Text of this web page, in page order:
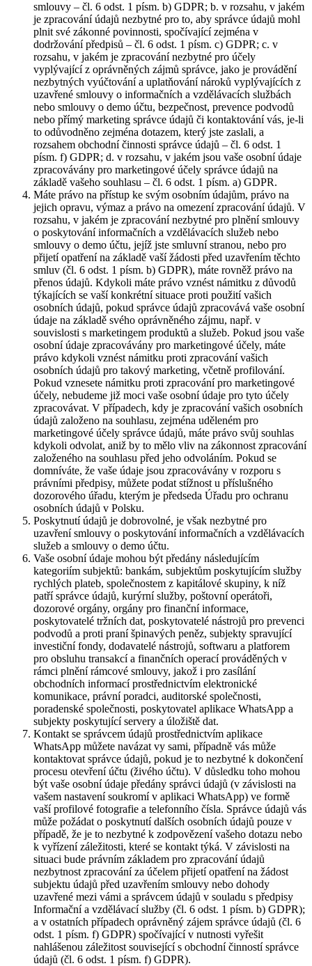
smlouvy – čl. 6 odst. 1 písm. b) GDPR; b. v rozsahu, v jakém
je zpracování údajů nezbytné pro to, aby správce údajů mohl
plnit své zákonné povinnosti, spočívající zejména v
dodržování předpisů – čl. 6 odst. 1 písm. c) GDPR; c. v
rozsahu, v jakém je zpracování nezbytné pro účely
vyplývající z oprávněných zájmů správce, jako je provádění
nezbytných vyúčtování a uplatňování nároků vyplývajících z
uzavřené smlouvy o informačních a vzdělávacích službách
nebo smlouvy o demo účtu, bezpečnost, prevence podvodů
nebo přímý marketing správce údajů či kontaktování vás, je-li
to odůvodněno zejména dotazem, který jste zaslali, a
rozsahem obchodní činnosti správce údajů – čl. 6 odst. 1
písm. f) GDPR; d. v rozsahu, v jakém jsou vaše osobní údaje
zpracovávány pro marketingové účely správce údajů na
základě vašeho souhlasu – čl. 6 odst. 1 písm. a) GDPR.
Máte právo na přístup ke svým osobním údajům, právo na
jejich opravu, výmaz a právo na omezení zpracování údajů. V
rozsahu, v jakém je zpracování nezbytné pro plnění smlouvy
o poskytování informačních a vzdělávacích služeb nebo
smlouvy o demo účtu, jejíž jste smluvní stranou, nebo pro
přijetí opatření na základě vaší žádosti před uzavřením těchto
smluv (čl. 6 odst. 1 písm. b) GDPR), máte rovněž právo na
přenos údajů. Kdykoli máte právo vznést námitku z důvodů
týkajících se vaší konkrétní situace proti použití vašich
osobních údajů, pokud správce údajů zpracovává vaše osobní
údaje na základě svého oprávněného zájmu, např. v
souvislosti s marketingem produktů a služeb. Pokud jsou vaše
osobní údaje zpracovávány pro marketingové účely, máte
právo kdykoli vznést námitku proti zpracování vašich
osobních údajů pro takový marketing, včetně profilování.
Pokud vznesete námitku proti zpracování pro marketingové
účely, nebudeme již moci vaše osobní údaje pro tyto účely
zpracovávat. V případech, kdy je zpracování vašich osobních
údajů založeno na souhlasu, zejména uděleném pro
marketingové účely správce údajů, máte právo svůj souhlas
kdykoli odvolat, aniž by to mělo vliv na zákonnost zpracování
založeného na souhlasu před jeho odvoláním. Pokud se
domníváte, že vaše údaje jsou zpracovávány v rozporu s
právními předpisy, můžete podat stížnost u příslušného
dozorového úřadu, kterým je předseda Úřadu pro ochranu
osobních údajů v Polsku.
Poskytnutí údajů je dobrovolné, je však nezbytné pro
uzavření smlouvy o poskytování informačních a vzdělávacích
služeb a smlouvy o demo účtu.
Vaše osobní údaje mohou být předány následujícím
kategoriím subjektů: bankám, subjektům poskytujícím služby
rychlých plateb, společnostem z kapitálové skupiny, k níž
patří správce údajů, kurýrní služby, poštovní operátoři,
dozorové orgány, orgány pro finanční informace,
poskytovatelé tržních dat, poskytovatelé nástrojů pro prevenci
podvodů a proti praní špinavých peněz, subjekty spravující
investiční fondy, dodavatelé nástrojů, softwaru a platforem
pro obsluhu transakcí a finančních operací prováděných v
rámci plnění rámcové smlouvy, jakož i pro zasílání
obchodních informací prostřednictvím elektronické
komunikace, právní poradci, auditorské společnosti,
poradenské společnosti, poskytovatel aplikace WhatsApp a
subjekty poskytující servery a úložiště dat.
Kontakt se správcem údajů prostřednictvím aplikace
WhatsApp můžete navázat vy sami, případně vás může
kontaktovat správce údajů, pokud je to nezbytné k dokončení
procesu otevření účtu (živého účtu). V důsledku toho mohou
být vaše osobní údaje předány správci údajů (v závislosti na
vašem nastavení soukromí v aplikaci WhatsApp) ve formě
vaší profilové fotografie a telefonního čísla. Správce údajů vás
může požádat o poskytnutí dalších osobních údajů pouze v
případě, že je to nezbytné k zodpovězení vašeho dotazu nebo
k vyřízení záležitosti, které se kontakt týká. V závislosti na
situaci bude právním základem pro zpracování údajů
nezbytnost zpracování za účelem přijetí opatření na žádost
subjektu údajů před uzavřením smlouvy nebo dohody
uzavřené mezi vámi a správcem údajů v souladu s předpisy
Informační a vzdělávací služby (čl. 6 odst. 1 písm. b) GDPR);
a v ostatních případech oprávněný zájem správce údajů (čl. 6
odst. 1 písm. f) GDPR) spočívající v nutnosti vyřešit
nahlášenou záležitost související s obchodní činností správce
údajů (čl. 6 odst. 1 písm. f) GDPR).